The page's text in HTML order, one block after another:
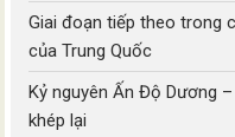
Giai đoạn tiếp theo trong
của Trung Quốc
Kỷ nguyên Ấn Độ Dương
khép lại